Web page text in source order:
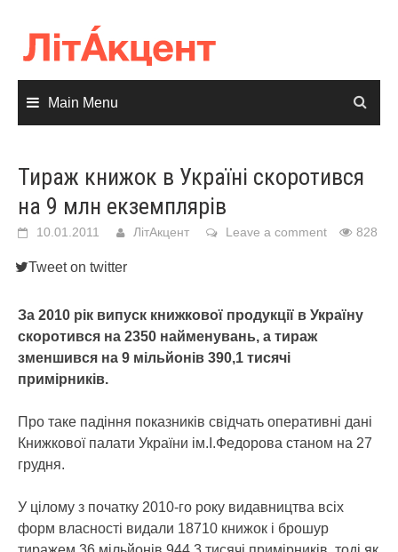
content
Main Menu
Тираж книжок в Україні скоротився
на 9 млн екземплярів
10.01.2011 ЛітАкцент Leave a comment 828
Tweet on twitter
За 2010 рік випуск книжкової продукції в Україну
скоротився на 2350 найменувань, а тираж
зменшився на 9 мільйонів 390,1 тисячі
примірників.
Про таке падіння показників свідчать оперативні дані
Книжкової палати України ім.І.Федорова станом на 27
грудня.
У цілому з початку 2010-го року видавництва всіх
форм власності видали 18710 книжок і брошур